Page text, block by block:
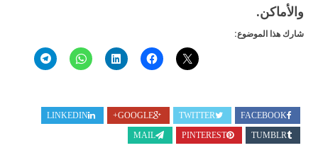
والأماكن.
شارك هذا الموضوع:
FACEBOOK
TWITTER
GOOGLE+
LINKEDIN
TUMBLR
PINTEREST
MAIL